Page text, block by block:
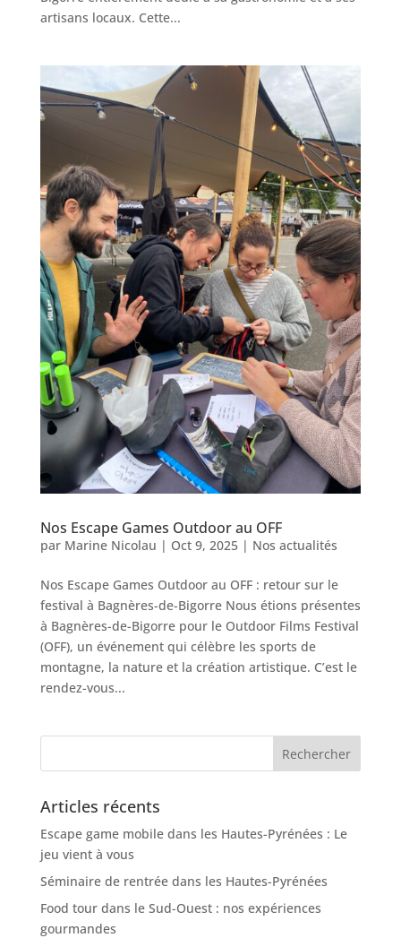
artisans locaux. Cette...
Nos Escape Games Outdoor au OFF
par Marine Nicolau | Oct 9, 2025| Nos actualités
Nos Escape Games Outdoor au OFF : retour sur le
festival à Bagnères-de-Bigorre Nous étions présentes
à Bagnères-de-Bigorre pour le Outdoor Films Festival
(OFF), un événement qui célèbre les sports de
montagne, la nature et la création artistique. C’est le
rendez-vous...
Articles récents
Escape game mobile dans les Hautes-Pyrénées : Le
jeu vient à vous
Séminaire de rentrée dans les Hautes-Pyrénées
Food tour dans le Sud-Ouest : nos expériences
gourmandes